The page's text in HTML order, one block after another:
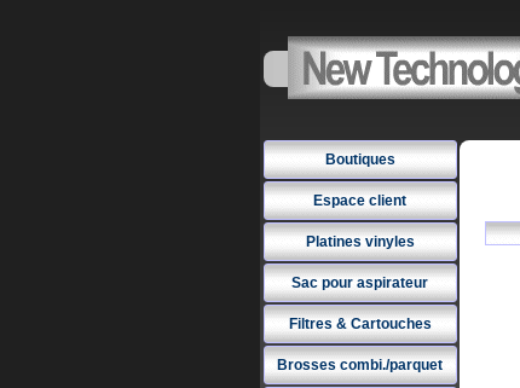
Boutiques
Espace client
Platines vinyles
Sac pour aspirateur
Filtres & Cartouches
Brosses combi./parquet